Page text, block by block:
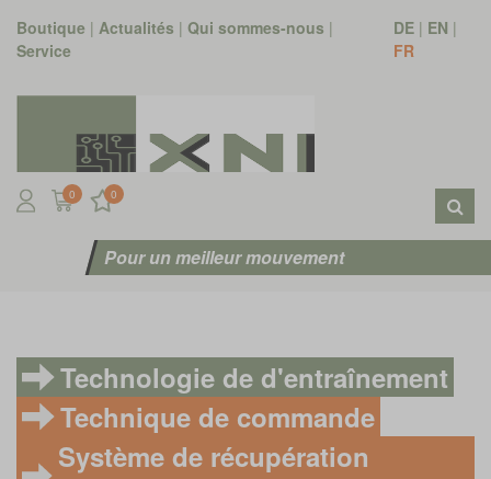
Boutique | Actualités | Qui sommes-nous |
Service
DE| EN |
FR
0 0
Pour un meilleur mouvement
Technologie de d'entraînement
Technique de commande
Système de récupération